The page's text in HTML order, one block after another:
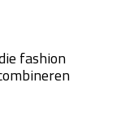
fashion